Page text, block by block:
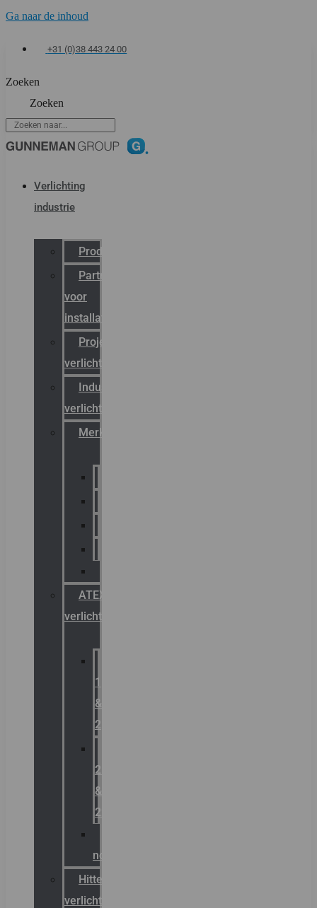
Ga naar de inhoud
+31 (0)38 443 24 00
Zoeken
Zoeken
Verlichting
industrie
Productcatalogus
Partner
voor
installateurs
Projectreferenties
verlichting
Industriële
verlichting
Merken
ATEX
verlichting
1
&
2
21
&
22
noodverlichting
Hittebestendige
verlichting